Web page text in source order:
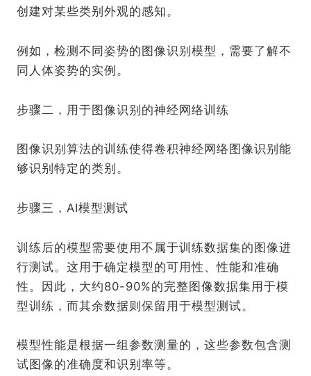
创建对某些类别外观的感知。
例如，检测不同姿势的图像识别模型，需要了解不
同人体姿势的实例。
步骤二，用于图像识别的神经网络训练
图像识别算法的训练使得卷积神经网络图像识别能
够识别特定的类别。
步骤三，AI模型测试
训练后的模型需要使用不属于训练数据集的图像进
行测试。这用于确定模型的可用性、性能和准确
性。因此，大约80-90%的完整图像数据集用于模
型训练，而其余数据则保留用于模型测试。
模型性能是根据一组参数测量的，这些参数包含测
试图像的准确度和识别率等。